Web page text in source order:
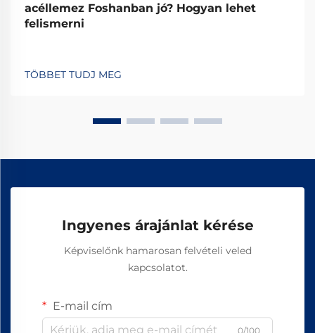
acéllemez Foshanban jó? Hogyan lehet
felismerni
TÖBBET TUDJ MEG
Ingyenes árajánlat kérése
Képviselőnk hamarosan felvételi veled
kapcsolatot.
E-mail cím
0/100